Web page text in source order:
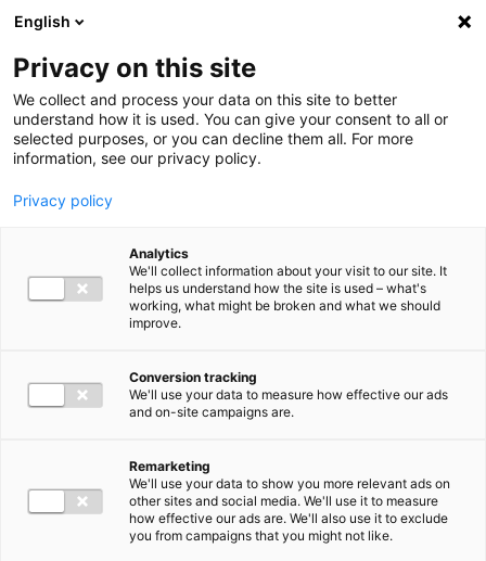
Ga direct naar de inhoud
English
Privacy on this site
We collect and process your data on this site to better
understand how it is used. You can give your consent to all or
selected purposes, or you can decline them all. For more
information, see our privacy policy.
Privacy policy
Analytics
We'll collect information about your visit to our site. It
helps us understand how the site is used – what's
working, what might be broken and what we should
improve.
Conversion tracking
We'll use your data to measure how effective our ads
and on-site campaigns are.
Remarketing
We'll use your data to show you more relevant ads on
other sites and social media. We'll use it to measure
how effective our ads are. We'll also use it to exclude
you from campaigns that you might not like.